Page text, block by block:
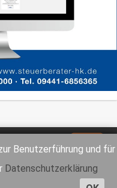
Benutzerführung und für
Datenschutzerklärung